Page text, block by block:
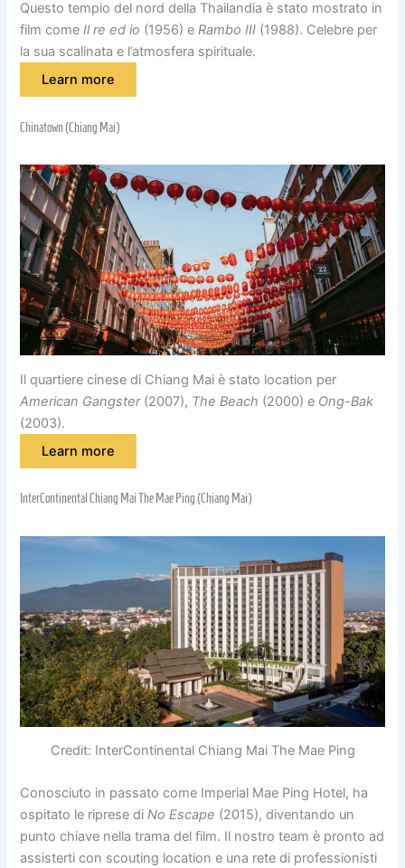
Questo tempio del nord della Thailandia è stato mostrato in
film comeIl re ed io (1956) eRambo III (1988). Celebre per
la sua scalinata e l’atmosfera spirituale.
Learn more
Chinatown (Chiang Mai)
Il quartiere cinese di Chiang Mai è stato location per
American Gangster(2007), The Beach (2000) e Ong-Bak
(2003).
Learn more
InterContinental Chiang Mai The Mae Ping (Chiang Mai)
Credit: InterContinental Chiang Mai The Mae Ping
Conosciuto in passato come Imperial Mae Ping Hotel, ha
ospitato le riprese diNo Escape (2015), diventando un
punto chiave nella trama del film. Il nostro team è pronto ad
assisterti con scouting location e una rete di professionisti